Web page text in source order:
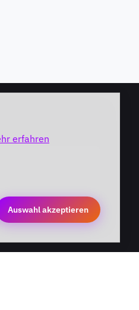
↗
erfahren
Auswahl akzeptieren